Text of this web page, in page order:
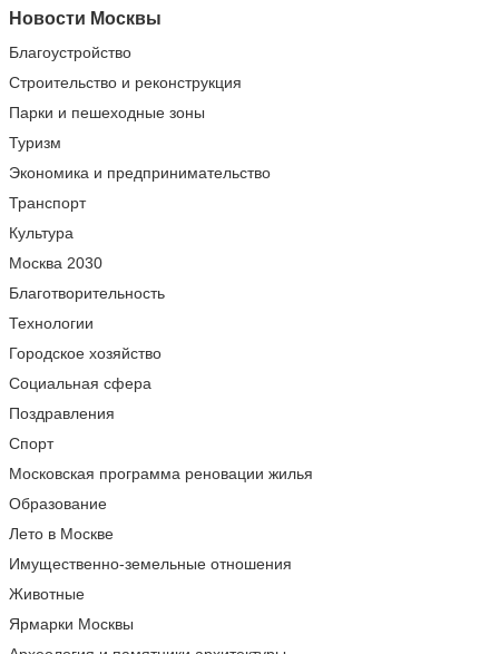
Новости Москвы
Благоустройство
Строительство и реконструкция
Парки и пешеходные зоны
Туризм
Экономика и предпринимательство
Транспорт
Культура
Москва 2030
Благотворительность
Технологии
Городское хозяйство
Социальная сфера
Поздравления
Спорт
Московская программа реновации жилья
Образование
Лето в Москве
Имущественно-земельные отношения
Животные
Ярмарки Москвы